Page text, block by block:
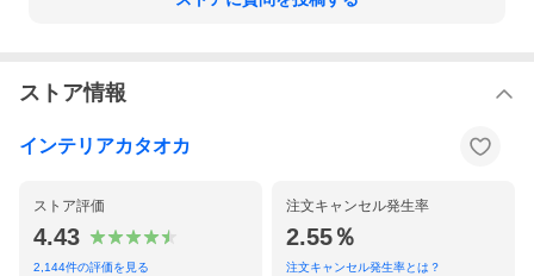
※操作コード・チェーンの長さについて！
ストア情報
インテリアカタオカ
ストア評価
4.43
2,144件の評価を見る
注文キャンセル発生率
2.55％
注文キャンセル発生率とは？